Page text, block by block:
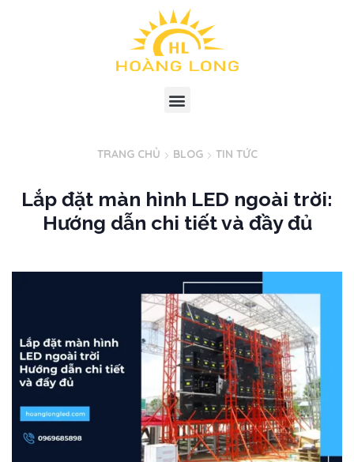
TRANG CHỦ BLOG TIN TỨC
Lắp đặt màn hình LED ngoài trời:
Hướng dẫn chi tiết và đầy đủ